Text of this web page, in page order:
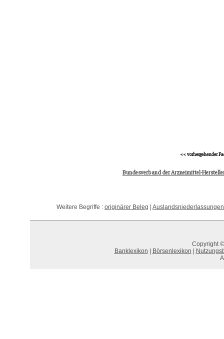
<< vorhergehender
Bundesverband der Arzneimittel-
Weitere Begriffe : originärer Beleg
Copyright
Banklexikon
Börsenlexikon